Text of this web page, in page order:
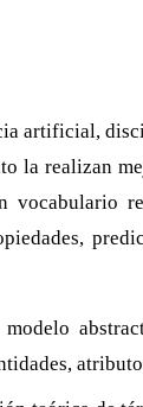
artificial,
la realizan
vocabulario